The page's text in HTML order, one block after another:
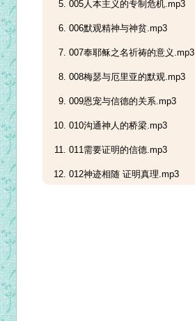
005人本主义的专制危机.mp3
006默观精神与神贫.mp3
007奉耶稣之名祈祷的意义.mp3
008梅瑟与厄里亚的默观.mp3
009恩宠与信德的关系.mp3
010沟通神人的桥梁.mp3
011需要证明的信德.mp3
012神迹相随 证明真理.mp3